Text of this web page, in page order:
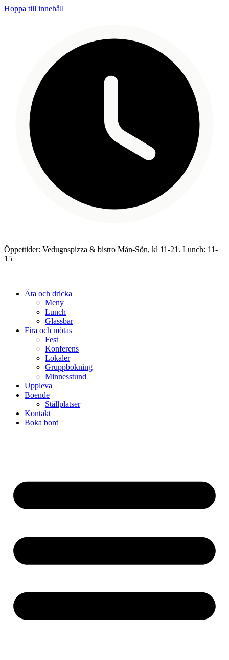
Hoppa till innehåll
Öppettider: Vedugnspizza & bistro Mån-Sön, kl 11-21. Lunch: 11-
15
Äta och dricka
Meny
Lunch
Glassbar
Fira och mötas
Fest
Konferens
Lokaler
Gruppbokning
Minnesstund
Uppleva
Boende
Ställplatser
Kontakt
Boka bord